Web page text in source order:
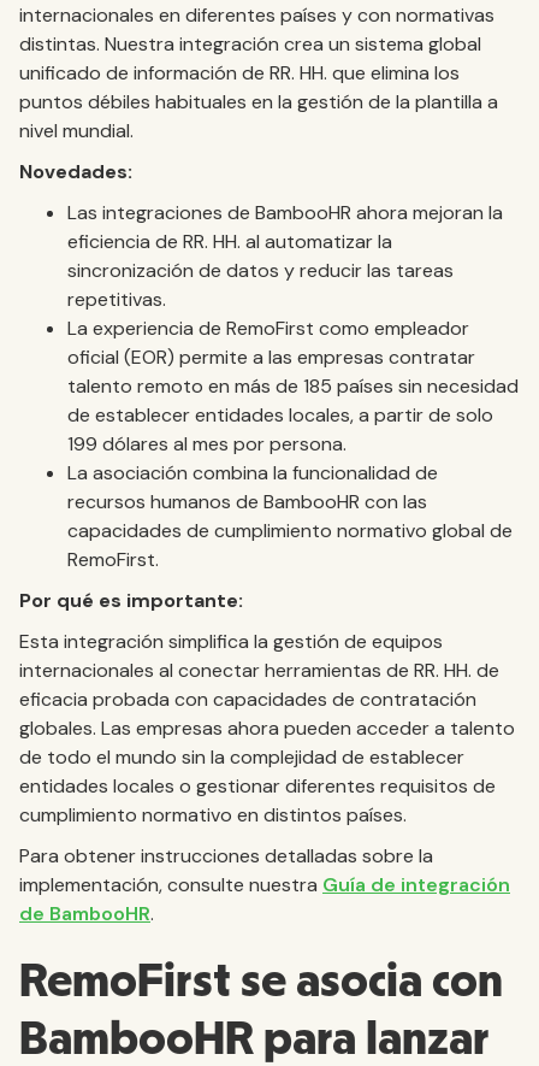
internacionales en diferentes países y con normativas
distintas. Nuestra integración crea un sistema global
unificado de información de RR. HH. que elimina los
puntos débiles habituales en la gestión de la plantilla a
nivel mundial.
Novedades:
Las integraciones de BambooHR ahora mejoran la
eficiencia de RR. HH. al automatizar la
sincronización de datos y reducir las tareas
repetitivas.
La experiencia de RemoFirst como empleador
oficial (EOR) permite a las empresas contratar
talento remoto en más de 185 países sin necesidad
de establecer entidades locales, a partir de solo
199 dólares al mes por persona.
La asociación combina la funcionalidad de
recursos humanos de BambooHR con las
capacidades de cumplimiento normativo global de
RemoFirst.
Por qué es importante:
Esta integración simplifica la gestión de equipos
internacionales al conectar herramientas de RR. HH. de
eficacia probada con capacidades de contratación
globales. Las empresas ahora pueden acceder a talento
de todo el mundo sin la complejidad de establecer
entidades locales o gestionar diferentes requisitos de
cumplimiento normativo en distintos países.
Para obtener instrucciones detalladas sobre la
implementación, consulte nuestra Guía de integración
de BambooHR.
RemoFirst se asocia con
BambooHR para lanzar